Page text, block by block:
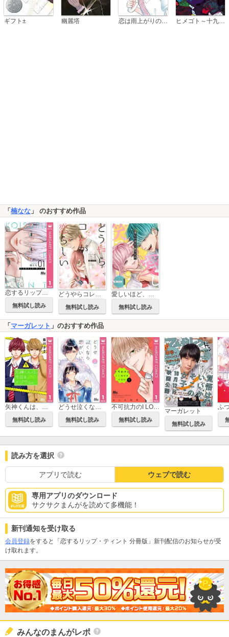
ギフト± 幽麗塔 恋は雨上がりのように ヒメゴト～十九歳の制服～
「 楠なな 」 のおすすめ作品
恋するリップ・ティント
無料試し読み
どうやらコレが恋らしい【分冊版】
無料試し読み
愛しいほど、笑っとけ【分冊版】
無料試し読み
「 マーガレット 」のおすすめ作品
矢神くんは、今日もイジワル。
無料試し読み
どうせ泣くなら恋がいい
無料試し読み
不可抗力のI LOVE YOU
無料試し読み
マーガレット
無料試し読み
読み方を選択
アプリで読む ウェブで読む
専用アプリのダウンロード
サクサクまんがを読めて多機能！
新刊通知を受け取る
会員登録をすると「恋するリップ・ティント 分冊版」新刊配信のお知らせが受
け取れます。
みんなのまんがレポ